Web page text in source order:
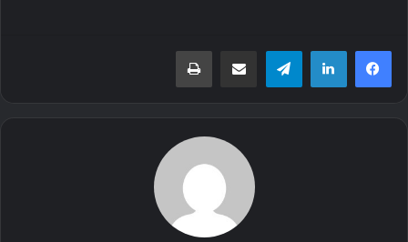
تيلقرام مشاركة عبر البريد طباعة